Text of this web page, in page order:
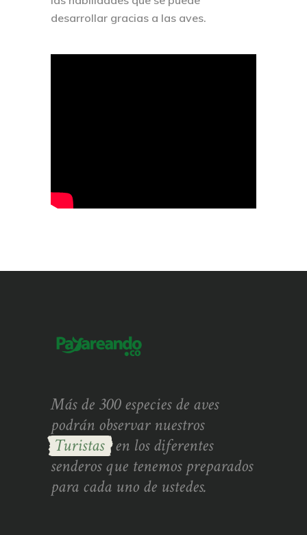
desarrollar gracias a las aves.
Más de 300 especies de aves
podrán observar nuestros
Turistas en los diferentes
senderos que tenemos preparados
para cada uno de ustedes.